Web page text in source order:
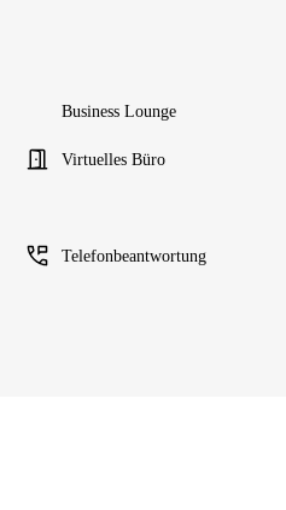
Business Lounge
Virtuelles Büro
Telefonbeantwortung